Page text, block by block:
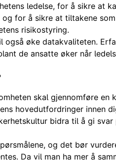
ledelse, for å sikre at
for å sikre at tiltakene
risikostyring.
øke datakvaliteten.
de ansatte øker når
skal gjennomføre en
hovedutfordringer innen
bidra til å gi svar
og det bør
Da vil man ha mer å